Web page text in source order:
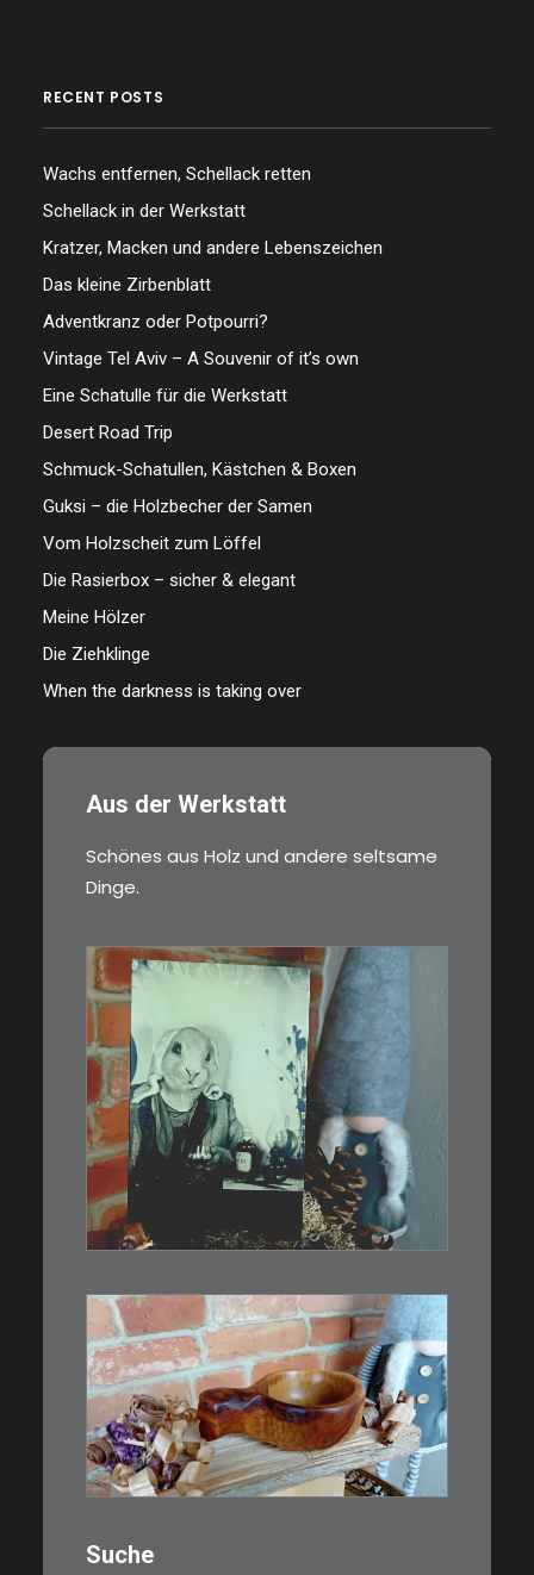
RECENT POSTS
Wachs entfernen, Schellack retten
Schellack in der Werkstatt
Kratzer, Macken und andere Lebenszeichen
Das kleine Zirbenblatt
Adventkranz oder Potpourri?
Vintage Tel Aviv – A Souvenir of it’s own
Eine Schatulle für die Werkstatt
Desert Road Trip
Schmuck-Schatullen, Kästchen & Boxen
Guksi – die Holzbecher der Samen
Vom Holzscheit zum Löffel
Die Rasierbox – sicher & elegant
Meine Hölzer
Die Ziehklinge
When the darkness is taking over
Aus der Werkstatt
Schönes aus Holz und andere seltsame
Dinge.
€3,00
Limitierte Auflage. Original:
Abzug von…
€15,00
Ein Holzbecher im Wikinger-Stil.
Inspiriert…
Suche